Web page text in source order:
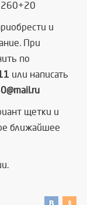
260+20
и
При
по
или написать
щетки и
ближайшее